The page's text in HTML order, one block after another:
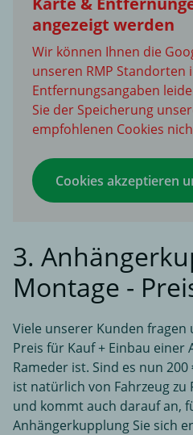
angezeigt werden
Wir können Ihnen die
unseren RMP Standorten
Entfernungsangaben
Sie der Speicherung
empfohlenen Cookies
Cookies akzeptieren
3.
Montage -
Viele unserer Kunden
Preis für Kauf + Einbau einer
Rameder ist. Sind es nun 200
ist natürlich von Fahrzeug
und kommt auch darauf an,
Anhängerkupplung Sie sich